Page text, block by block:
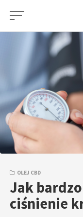
Skip
OLEJ CBD
Jak
ciśnienie